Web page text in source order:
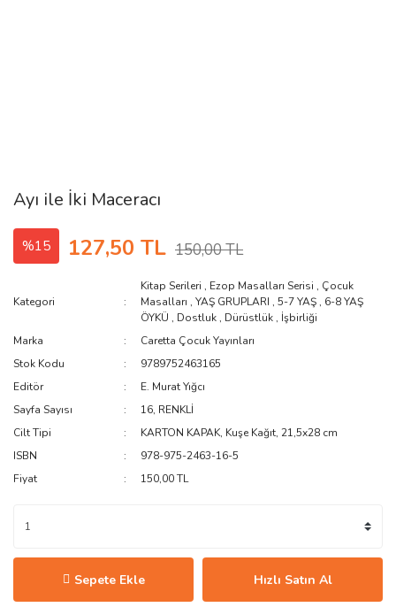
Ayı ile İki Maceracı
%15 127,50 TL 150,00 TL
Kategori
Kitap Serileri , Ezop Masalları Serisi , Çocuk
Masalları ,YAŞ GRUPLARI ,5-7 YAŞ , 6-8 YAŞ
ÖYKÜ , Dostluk , Dürüstlük , İşbirliği
Marka
Caretta Çocuk Yayınları
Stok Kodu
9789752463165
Editör
E. Murat Yığcı
Sayfa Sayısı
16, RENKLİ
Cilt Tipi
KARTON KAPAK, Kuşe Kağıt, 21,5x28 cm
ISBN
978-975-2463-16-5
Fiyat
150,00 TL
Sepete Ekle Hızlı Satın Al